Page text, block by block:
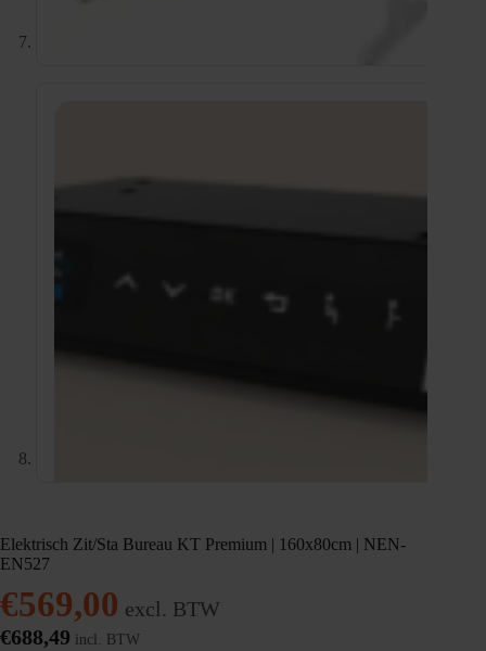
Elektrisch Zit/Sta Bureau KT Premium | 160x80cm | NEN-
EN527
€569,00 excl. BTW
€688,49 incl. BTW